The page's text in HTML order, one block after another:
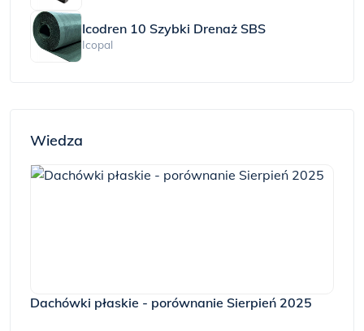
Icodren 10 Szybki Drenaż SBS
Icopal
Wiedza
Dachówki płaskie - porównanie Sierpień 2025